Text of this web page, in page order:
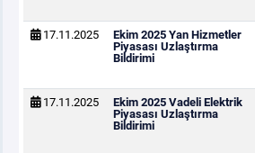
17.11.2025
Ekim 2025 Yan Hizmetler
Piyasası Uzlaştırma
Bildirimi
17.11.2025
Ekim 2025 Vadeli Elektrik
Piyasası Uzlaştırma
Bildirimi